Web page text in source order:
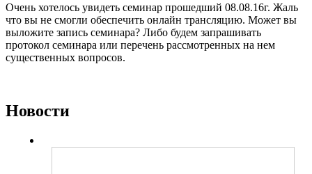
Очень хотелось увидеть семинар прошедший 08.08.16г. Жаль
что вы не смогли обеспечить онлайн трансляцию. Может вы
выложите запись семинара? Либо будем запрашивать
протокол семинара или перечень рассмотренных на нем
существенных вопросов.
Новости